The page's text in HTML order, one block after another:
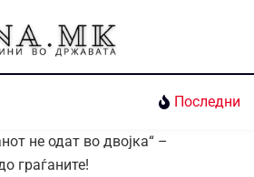
Последни